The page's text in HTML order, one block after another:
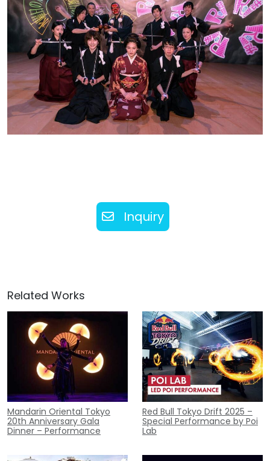
Inquiry
Related Works
Mandarin Oriental Tokyo
20th Anniversary Gala
Dinner – Performance
Red Bull Tokyo Drift 2025 –
Special Performance by Poi
Lab